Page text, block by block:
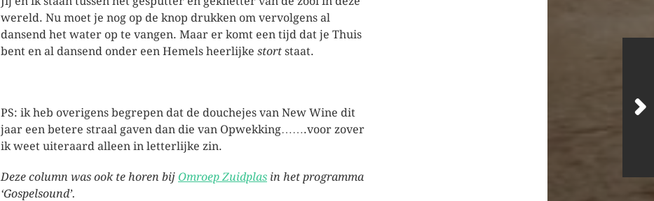
wereld. Nu moet je nog op de knop drukken om vervolgens al
dansend het water op te vangen. Maar er komt een tijd dat je Thuis
bent en al dansend onder een Hemels heerlijke stort staat.
PS: ik heb overigens begrepen dat de douchejes van New Wine dit
jaar een betere straal gaven dan die van Opwekking…….voor zover
ik weet uiteraard alleen in letterlijke zin.
Deze column was ook te horen bij Omroep Zuidplas in het programma
‘Gospelsound’.